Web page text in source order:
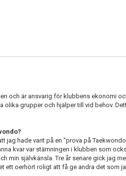
och är ansvarig för klubbens ekonomi
olika grupper och hjälper till vid behov.
jag hade varit på en "prova på
kvar var stämningen i klubben som
min självkänsla. Tre år senare gick jag
ett oerhört roligt att få ge andra det som